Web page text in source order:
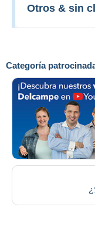
Categoría
Otros & sin